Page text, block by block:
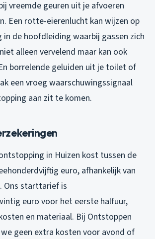
vreemde geuren uit je afvoeren
Een rotte-eierenlucht kan wijzen op
in de hoofdleiding waarbij gassen zich
alleen vervelend maar kan ook
borrelende geluiden uit je toilet of
een vroeg waarschuwingssignaal
aan zit te komen.
in Huizen kost tussen de
euro, afhankelijk van
Ons starttarief is
euro voor het eerste halfuur,
en materiaal. Bij Ontstoppen
we geen extra kosten voor avond of